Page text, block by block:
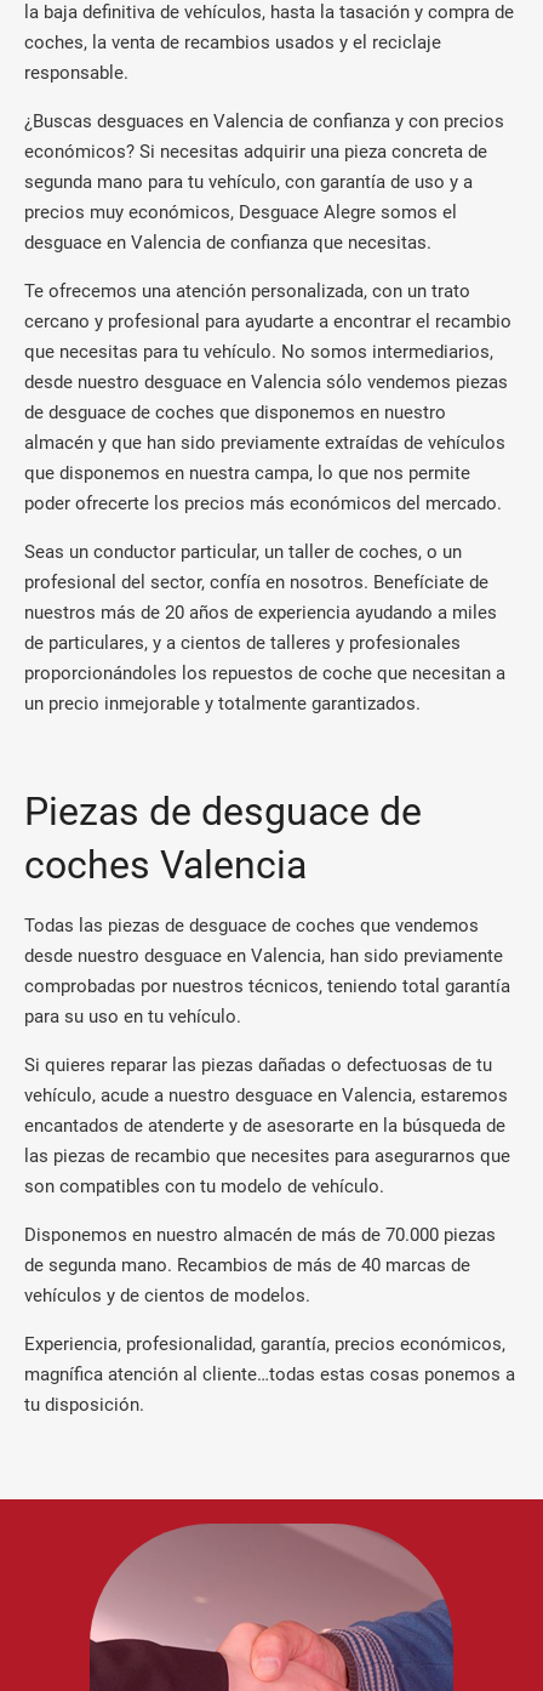
la baja definitiva de vehículos, hasta la tasación y compra de
coches, la venta de recambios usados y el reciclaje
responsable.
¿Buscas desguaces en Valencia de confianza y con precios
económicos? Si necesitas adquirir una pieza concreta de
segunda mano para tu vehículo, con garantía de uso y a
precios muy económicos, Desguace Alegre somos el
desguace en Valencia de confianza que necesitas.
Te ofrecemos una atención personalizada, con un trato
cercano y profesional para ayudarte a encontrar el recambio
que necesitas para tu vehículo. No somos intermediarios,
desde nuestro desguace en Valencia sólo vendemos piezas
de desguace de coches que disponemos en nuestro
almacén y que han sido previamente extraídas de vehículos
que disponemos en nuestra campa, lo que nos permite
poder ofrecerte los precios más económicos del mercado.
Seas un conductor particular, un taller de coches, o un
profesional del sector, confía en nosotros. Benefíciate de
nuestros más de 20 años de experiencia ayudando a miles
de particulares, y a cientos de talleres y profesionales
proporcionándoles los repuestos de coche que necesitan a
un precio inmejorable y totalmente garantizados.
Piezas de desguace de
coches Valencia
Todas las piezas de desguace de coches que vendemos
desde nuestro desguace en Valencia, han sido previamente
comprobadas por nuestros técnicos, teniendo total garantía
para su uso en tu vehículo.
Si quieres reparar las piezas dañadas o defectuosas de tu
vehículo, acude a nuestro desguace en Valencia, estaremos
encantados de atenderte y de asesorarte en la búsqueda de
las piezas de recambio que necesites para asegurarnos que
son compatibles con tu modelo de vehículo.
Disponemos en nuestro almacén de más de 70.000 piezas
de segunda mano. Recambios de más de 40 marcas de
vehículos y de cientos de modelos.
Experiencia, profesionalidad, garantía, precios económicos,
magnífica atención al cliente…todas estas cosas ponemos a
tu disposición.